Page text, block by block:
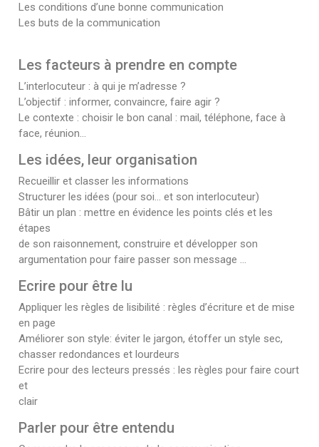
Les conditions d’une bonne communication
Les buts de la communication
Les facteurs à prendre en compte
L’interlocuteur : à qui je m’adresse ?
L’objectif : informer, convaincre, faire agir ?
Le contexte : choisir le bon canal : mail, téléphone, face à
face, réunion…
Les idées, leur organisation
Recueillir et classer les informations
Structurer les idées (pour soi… et son interlocuteur)
Bâtir un plan : mettre en évidence les points clés et les
étapes
de son raisonnement, construire et développer son
argumentation pour faire passer son message …
Ecrire pour être lu
Appliquer les règles de lisibilité : règles d’écriture et de mise
en page
Améliorer son style: éviter le jargon, étoffer un style sec,
chasser redondances et lourdeurs
Ecrire pour des lecteurs pressés : les règles pour faire court
et
clair
Parler pour être entendu